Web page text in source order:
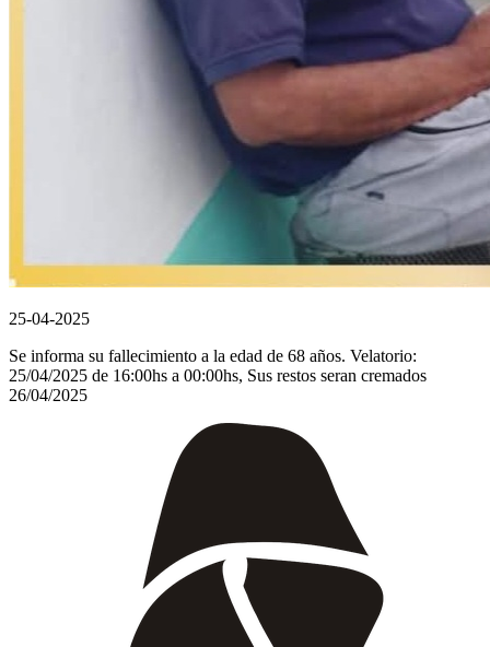
25-04-2025
Se informa su fallecimiento a la edad de 68 años. Velatorio:
25/04/2025 de 16:00hs a 00:00hs, Sus restos seran cremados
26/04/2025